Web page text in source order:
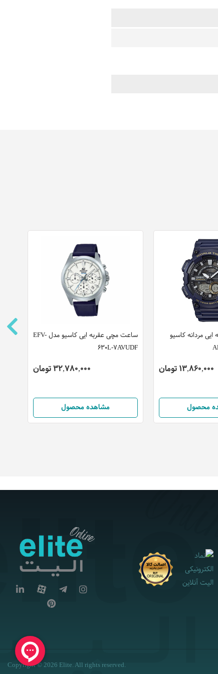
ساعت مچی عقربه ایی کاسیو مدل EFV-
630L-7AVUDF
32,780,000 تومان
مشاهده محصول
مردانه کاسیو
13,860,000 تومان
محصول
Copyright © 2026 Elite. All rights reserved.